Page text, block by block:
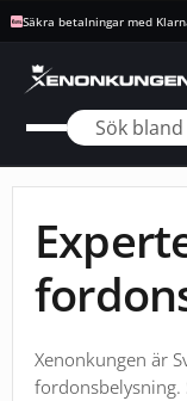
Säkra betalningar med
Xenonkungen är
fordonsbelysning.